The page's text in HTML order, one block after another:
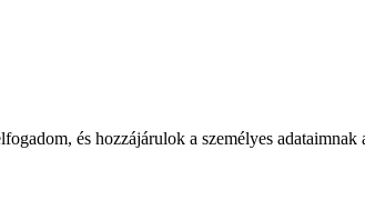
és hozzájárulok a személyes